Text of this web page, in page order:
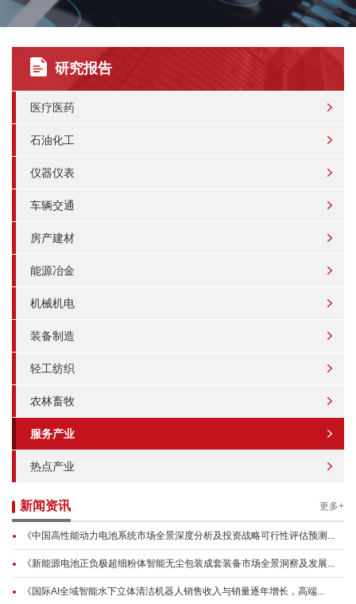
研究报告
医疗医药
石油化工
仪器仪表
车辆交通
房产建材
能源冶金
机械机电
装备制造
轻工纺织
农林畜牧
服务产业
热点产业
新闻资讯 更多+
《中国高性能动力电池系统市场全景深度分析及投资战略可行性评估预测...
《新能源电池正负极超细粉体智能无尘包装成套装备市场全景洞察及发展...
《国际AI全域智能水下立体清洁机器人销售收入与销量逐年增长，高端...